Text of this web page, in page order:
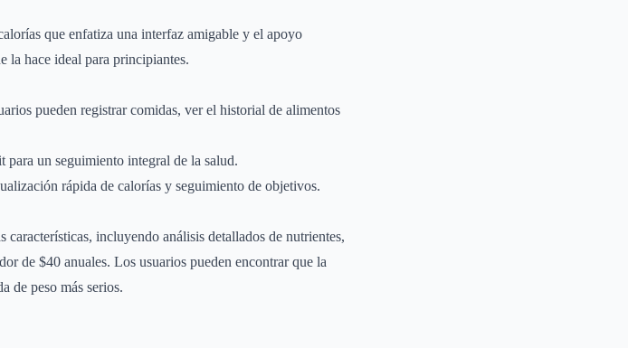
que enfatiza una interfaz amigable y el apoyo
la hace ideal para principiantes.
pueden registrar comidas, ver el historial de alimentos
un seguimiento integral de la salud.
rápida de calorías y seguimiento de objetivos.
incluyendo análisis detallados de nutrientes,
de $40 anuales. Los usuarios pueden encontrar que la
de peso más serios.